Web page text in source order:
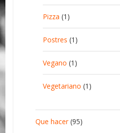
Pizza (1)
Postres (1)
Vegano (1)
Vegetariano (1)
Que hacer(95)